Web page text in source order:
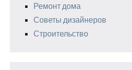
Ремонт дома
Советы дизайнеров
Строительство